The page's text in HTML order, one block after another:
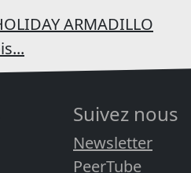
Suivez nous
Newsletter
PeerTube